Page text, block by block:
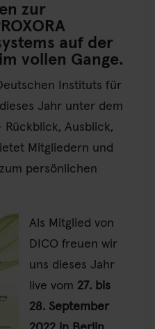
zur
auf der
vollen Gange.
Instituts für
Jahr unter dem
Rückblick, Ausblick,
Mitgliedern und
persönlichen
Als Mitglied von
DICO freuen wir
uns dieses Jahr
live vom 27. bis
28. September